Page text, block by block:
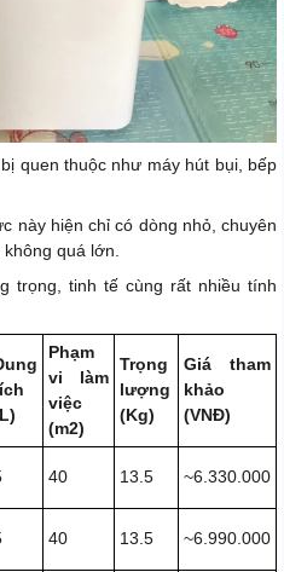
quen thuộc như máy hút bụi, bếp
này hiện chỉ có dòng nhỏ, chuyên
quá lớn.
trọng, tinh tế cùng rất nhiều tính
Phạm
vi làm
việc
(m2)
Trọng
lượng
(Kg)
Giá tham
khảo
(VNĐ)
40 13.5 ~6.330.000
40 13.5 ~6.990.000